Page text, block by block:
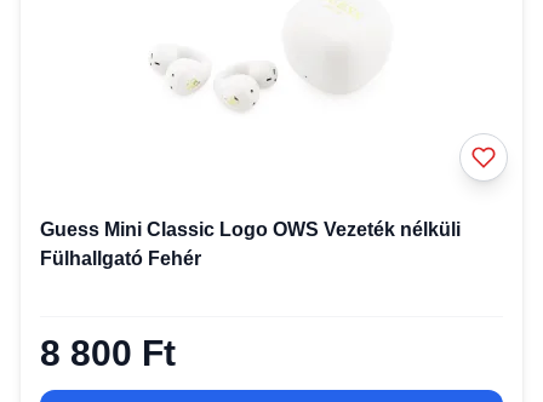
Guess Mini Classic Logo OWS Vezeték nélküli
Fülhallgató Fehér
8 800 Ft